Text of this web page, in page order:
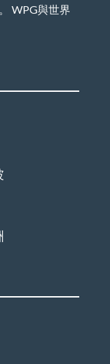
WPG與世界